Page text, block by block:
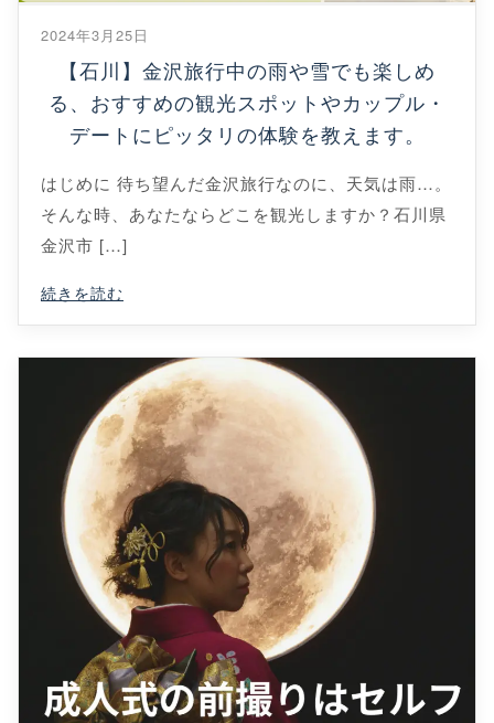
2024年3月25日
【石川】金沢旅行中の雨や雪でも楽しめ
る、おすすめの観光スポットやカップル・
デートにピッタリの体験を教えます。
はじめに 待ち望んだ金沢旅行なのに、天気は雨…。
そんな時、あなたならどこを観光しますか？石川県
金沢市 […]
続きを読む